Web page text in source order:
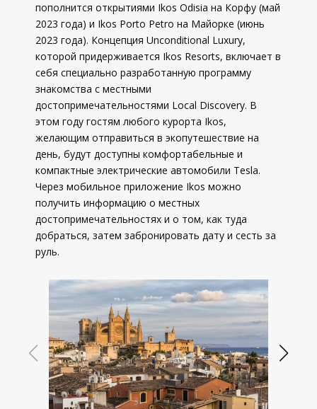
пополнится открытиями Ikos Odisia на Корфу (май
2023 года) и Ikos Porto Petro на Майорке (июнь
2023 года). Концепция Unconditional Luxury,
которой придерживается Ikos Resorts, включает в
себя специально разработанную программу
знакомства с местными
достопримечательностями Local Discovery. В
этом году гостям любого курорта Ikos,
желающим отправиться в экопутешествие на
день, будут доступны комфортабельные и
компактные электрические автомобили Tesla.
Через мобильное приложение Ikos можно
получить информацию о местных
достопримечательностях и о том, как туда
добраться, затем забронировать дату и сесть за
руль.